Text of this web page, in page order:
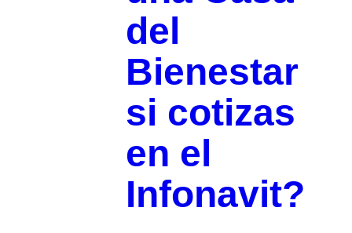
del
Bienestar
si cotizas
en el
Infonavit?